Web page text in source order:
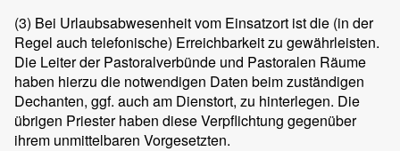
(3) Bei Urlaubsabwesenheit vom Einsatzort ist die (in der
Regel auch telefonische) Erreichbarkeit zu gewährleisten.
Die Leiter der Pastoralverbünde und Pastoralen Räume
haben hierzu die notwendigen Daten beim zuständigen
Dechanten, ggf. auch am Dienstort, zu hinterlegen. Die
übrigen Priester haben diese Verpflichtung gegenüber
ihrem unmittelbaren Vorgesetzten.